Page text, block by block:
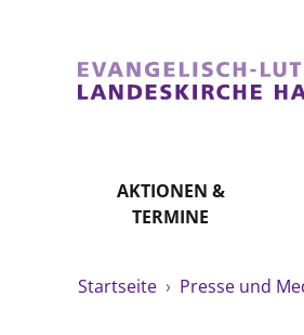
AKTIONEN &
TERMINE
Startseite › Presse und